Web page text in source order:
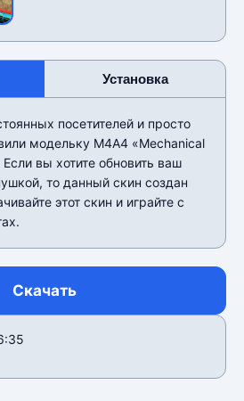
Установка
посетителей и просто
модельку М4А4 «Mechanical
вы хотите обновить ваш
то данный скин создан
этот скин и играйте с
Скачать